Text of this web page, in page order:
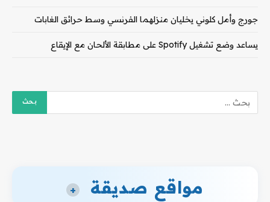
جورج وأمل كلوني يخليان منزلهما الفرنسي وسط حرائق الغابات
يساعد وضع تشغيل Spotify على مطابقة الألحان مع الإيقاع
مواقع صديقة +